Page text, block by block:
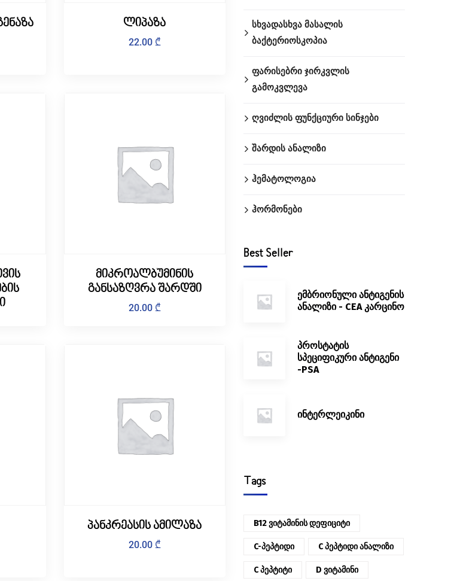
ლიპაზა
22.00 ₾
მიკროალბუმინის
განსაზღვრა შარდში
20.00 ₾
პანკრეასის ამილაზა
20.00 ₾
სხვადასხვა მასალის
ბაქტერიოსკოპია
ფარისებრი ჯირკვლის
გამოკვლევა
ღვიძლის ფუნქციური სინჯები
შარდის ანალიზი
ჰემატოლოგია
ჰორმონები
Best Seller
ემბრიონული ანტიგენის
ანალიზი - CEA კარცინო
პროსტატის
სპეციფიკური ანტიგენი
-PSA
ინტერლეიკინი
Tags
B12 Ვიტამინის Დეფიციტი
C-Პეპტიდი C Პეპტიდი Ანალიზი
C Პეპტიტი D Ვიტამინი